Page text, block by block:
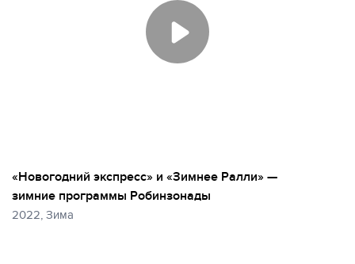
«Новогодний экспресс» и «Зимнее Ралли» —
зимние программы Робинзонады
2022, Зима